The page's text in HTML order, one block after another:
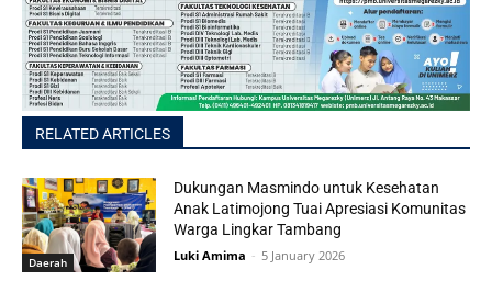
RELATED ARTICLES
Daerah
Dukungan Masmindo untuk Kesehatan
Anak Latimojong Tuai Apresiasi Komunitas
Warga Lingkar Tambang
Luki Amima - 5 January 2026